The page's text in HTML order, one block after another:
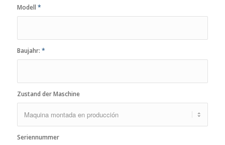
Modell *
Baujahr: *
Zustand der Maschine
Seriennummer